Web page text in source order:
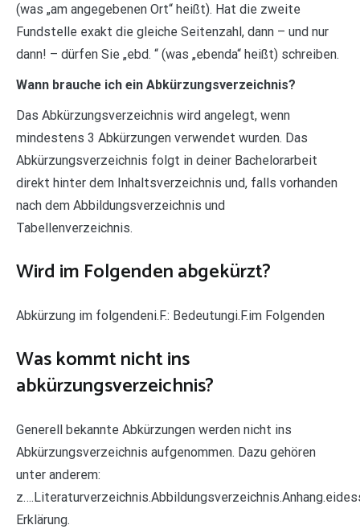
(was „am angegebenen Ort“ heißt). Hat die zweite
Fundstelle exakt die gleiche Seitenzahl, dann – und nur
dann! – dürfen Sie „ebd. “ (was „ebenda“ heißt) schreiben.
Wann brauche ich ein Abkürzungsverzeichnis?
Das Abkürzungsverzeichnis wird angelegt, wenn
mindestens 3 Abkürzungen verwendet wurden. Das
Abkürzungsverzeichnis folgt in deiner Bachelorarbeit
direkt hinter dem Inhaltsverzeichnis und, falls vorhanden
nach dem Abbildungsverzeichnis und
Tabellenverzeichnis.
Wird im Folgenden abgekürzt?
Abkürzung im folgendeni.F.: Bedeutungi.F.im Folgenden
Was kommt nicht ins
abkürzungsverzeichnis?
Generell bekannte Abkürzungen werden nicht ins
Abkürzungsverzeichnis aufgenommen. Dazu gehören
unter anderem:
Erklärung.